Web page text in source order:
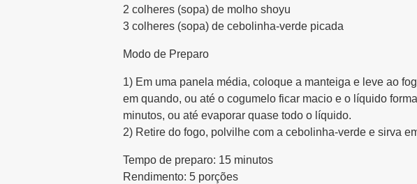
2 colheres (sopa) de molho shoyu
3 colheres (sopa) de cebolinha-verde picada
Modo de Preparo
1) Em uma panela média, coloque a manteiga e leve ao
em quando, ou até o cogumelo ficar macio e o líquido
minutos, ou até evaporar quase todo o líquido.
2) Retire do fogo, polvilhe com a cebolinha-verde e sirva
Tempo de preparo: 15 minutos
Rendimento: 5 porções